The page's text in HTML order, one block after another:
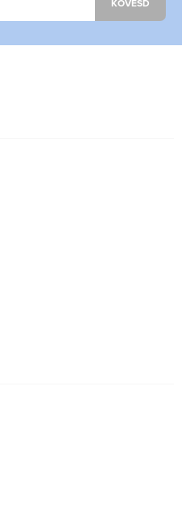
KÖVESD